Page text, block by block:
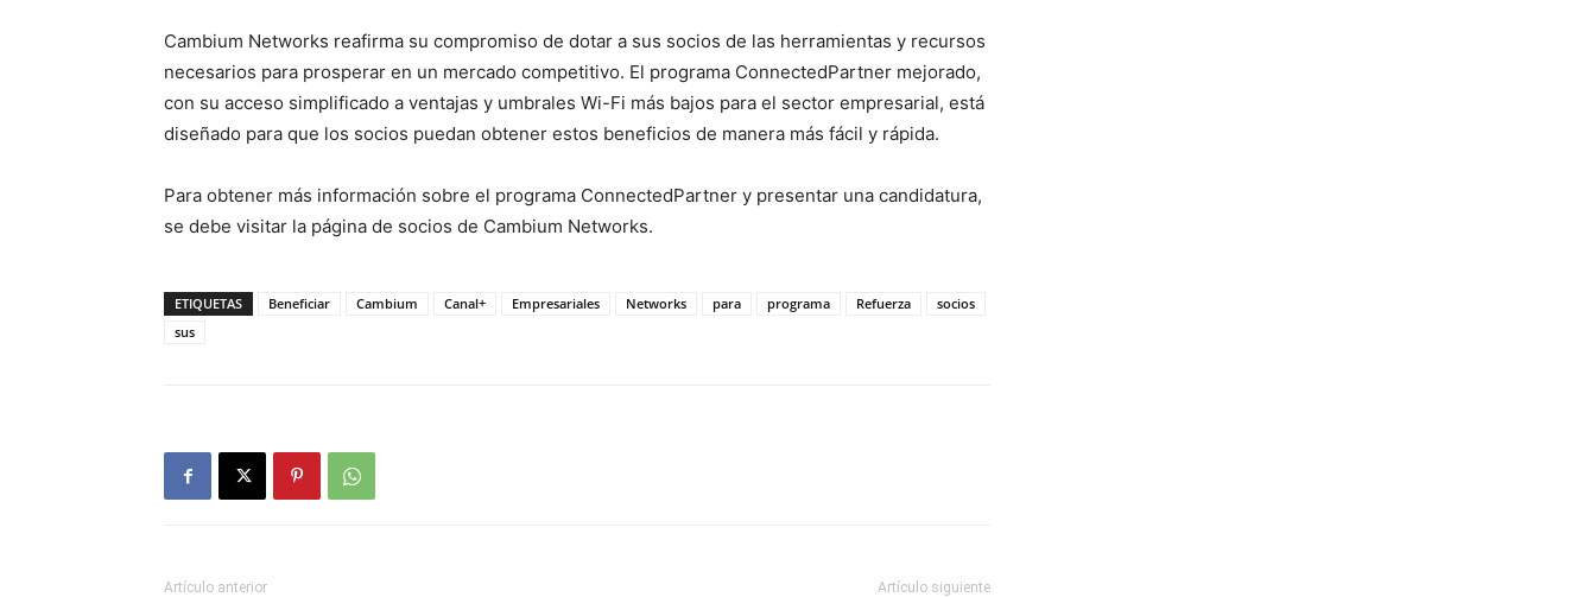
Cambium Networks reafirma su compromiso de dotar a sus socios de las herramientas y recursos
necesarios para prosperar en un mercado competitivo. El programa ConnectedPartner mejorado,
con su acceso simplificado a ventajas y umbrales Wi-Fi más bajos para el sector empresarial, está
diseñado para que los socios puedan obtener estos beneficios de manera más fácil y rápida.
Para obtener más información sobre el programa ConnectedPartner y presentar una candidatura,
se debe visitar la página de socios de Cambium Networks.
ETIQUETAS Beneficiar Cambium Canal+ Empresariales Networks para programa Refuerza
socios
sus
Artículo anterior Artículo siguiente